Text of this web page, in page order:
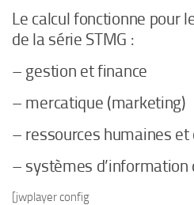
Le calcul fonctionne pour
de la série STMG :
– gestion et finance
– mercatique (marketing)
– ressources humaines
– systèmes d’information
[jwplayer config